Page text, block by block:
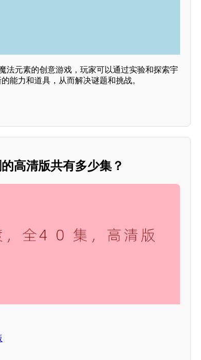
法元素的创意游戏，玩家可以通过实验和探索宇
能力和道具，从而解决谜题和挑战。
高清版共有多少集？